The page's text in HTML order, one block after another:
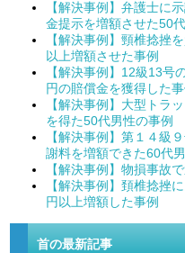
【解決事例】弁護士に
金提示を増額させた50
【解決事例】頸椎捻挫
以上増額させた事例
【解決事例】12級13号
円の賠償金を獲得した事
【解決事例】大型トラ
を得た50代男性の事例
【解決事例】第１４級
謝料を増額できた60代
【解決事例】物損事故
【解決事例】頚椎捻挫
円以上増額した事例
首の最新記事